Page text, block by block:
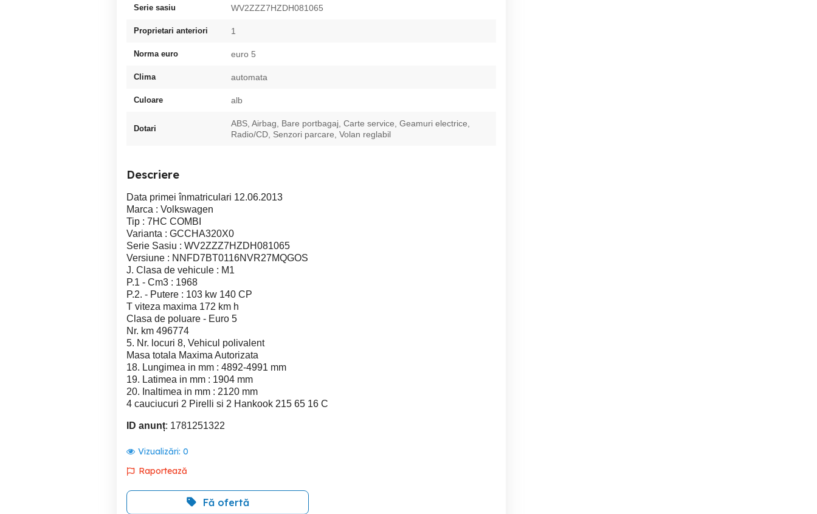
Serie sasiu WV2ZZZ7HZDH081065
Proprietari anteriori 1
Norma euro euro 5
Clima automata
Culoare alb
Dotari
ABS, Airbag, Bare portbagaj, Carte service, Geamuri electrice,
Radio/CD, Senzori parcare, Volan reglabil
Descriere
Data primei înmatriculari 12.06.2013
Marca : Volkswagen
Tip : 7HC COMBI
Varianta : GCCHA320X0
Serie Sasiu : WV2ZZZ7HZDH081065
Versiune : NNFD7BT0116NVR27MQGOS
J. Clasa de vehicule : M1
P.1 - Cm3 : 1968
P.2. - Putere : 103 kw 140 CP
T viteza maxima 172 km h
Clasa de poluare - Euro 5
Nr. km 496774
5. Nr. locuri 8, Vehicul polivalent
Masa totala Maxima Autorizata
18. Lungimea in mm : 4892-4991 mm
19. Latimea in mm : 1904 mm
20. Inaltimea in mm : 2120 mm
4 cauciucuri 2 Pirelli si 2 Hankook 215 65 16 C
ID anunț: 1781251322
Vizualizări: 0
Raportează
Fă ofertă